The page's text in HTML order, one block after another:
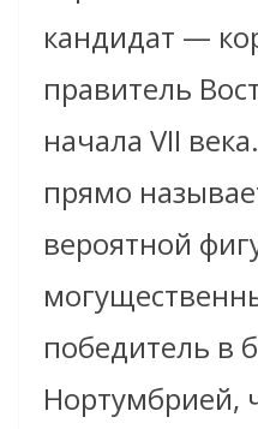
кандидат —
правитель
начала VII
прямо
вероятной
победитель в
Нортумбрией,